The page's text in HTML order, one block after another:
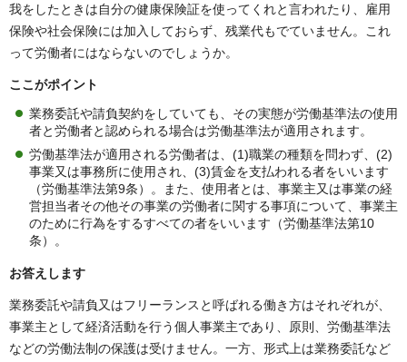
我をしたときは自分の健康保険証を使ってくれと言われたり、雇用
保険や社会保険には加入しておらず、残業代もでていません。これ
って労働者にはならないのでしょうか。
ここがポイント
業務委託や請負契約をしていても、その実態が労働基準法の使用
者と労働者と認められる場合は労働基準法が適用されます。
労働基準法が適用される労働者は、(1)職業の種類を問わず、(2)
事業又は事務所に使用され、(3)賃金を支払われる者をいいます
（労働基準法第9条）。また、使用者とは、事業主又は事業の経
営担当者その他その事業の労働者に関する事項について、事業主
のために行為をするすべての者をいいます（労働基準法第10
条）。
お答えします
業務委託や請負又はフリーランスと呼ばれる働き方はそれぞれが、
事業主として経済活動を行う個人事業主であり、原則、労働基準法
などの労働法制の保護は受けません。一方、形式上は業務委託など